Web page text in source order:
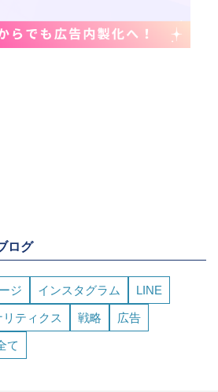
ログ
ジ インスタグラム LINE
ティクス 戦略 広告
て